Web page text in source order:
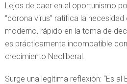
Lejos de caer en el oportunismo
“corona virus” ratifica la
moderno, rápido en la toma de
es prácticamente incompatible
crecimiento Neoliberal.
Surge una legítima reflexión: “Es al